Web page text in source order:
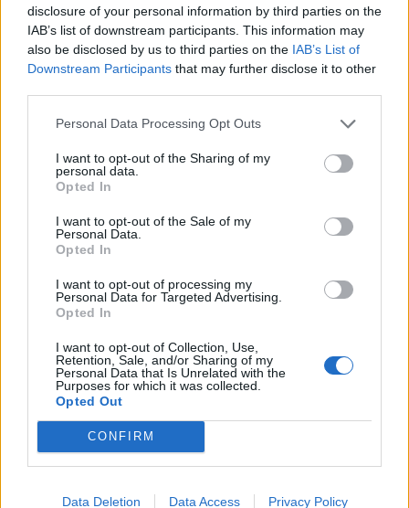
disclosure of your personal information by third parties on the
IAB’s list of downstream participants. This information may
also be disclosed by us to third parties on the IAB’s List of
Downstream Participants that may further disclose it to other
Personal Data Processing Opt Outs
I want to opt-out of the Sharing of my
personal data.
Opted In
I want to opt-out of the Sale of my
Personal Data.
Opted In
I want to opt-out of processing my
Personal Data for Targeted Advertising.
Opted In
I want to opt-out of Collection, Use,
Retention, Sale, and/or Sharing of my
Personal Data that Is Unrelated with the
Purposes for which it was collected.
Opted Out
CONFIRM
Data Deletion Data Access Privacy Policy
La couleur incontournable qui va révolutionner votre
6 janvier 2026
Une réflexion sur «
Comment Adopter le Style Maximaliste!»
Pembuatan Akun Binancedit :27 mai 2025 à 17h11
Thanks for sharing. I read many of your
blog posts, cool, your blog is very good.